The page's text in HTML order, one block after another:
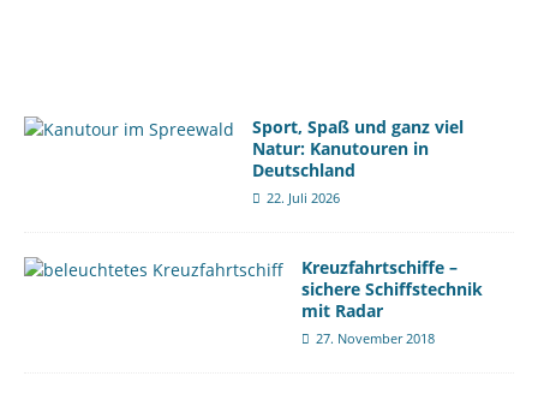
Sport, Spaß und ganz viel
Natur: Kanutouren in
Deutschland
22. Juli 2026
Kreuzfahrtschiffe –
sichere Schiffstechnik
mit Radar
27. November 2018